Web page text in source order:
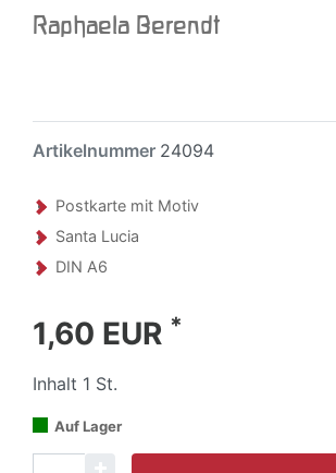
Raphaela Berendt
Artikelnummer 24094
Postkarte mit Motiv
Santa Lucia
DIN A6
1,60 EUR *
Inhalt 1 St.
Auf Lager